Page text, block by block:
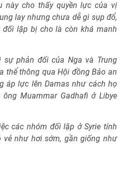
này cho thấy quyền lực của vị
lay nhưng chưa dễ gì sụp đổ,
lập bị cho là còn khá manh
sự phản đối của Nga và Trung
thể thông qua Hội đồng Bảo an
áp lực lên Damas như cách họ
Muammar Gadhafi ở Libye
các nhóm đối lập ở Syrie tính
vẻ như hơi sớm, gần giống như